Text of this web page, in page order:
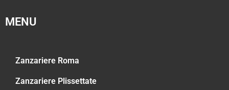
MENU
Zanzariere Roma
Zanzariere Plissettate